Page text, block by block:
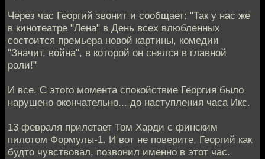
Через час Георгий звонит и сообщает: "Так у нас же
в кинотеатре "Лена" в День всех влюбленных
состоится премьера новой картины, комедии
"Значит, война", в которой он снялся в главной
роли!"
И все. С этого момента спокойствие Георгия было
нарушено окончательно... до наступления часа Икс.
13 февраля прилетает Том Харди с финским
пилотом Формулы-1. И вот не поверите, Георгий как
будто чувствовал, позвонил именно в этот час.